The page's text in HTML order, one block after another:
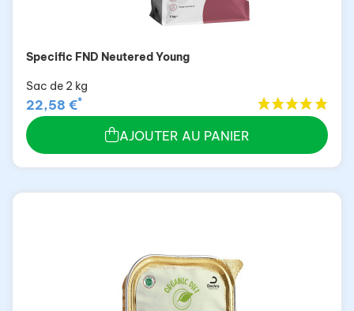
Specific FND Neutered Young
Sac de 2 kg
22,58 €*
AJOUTER AU PANIER